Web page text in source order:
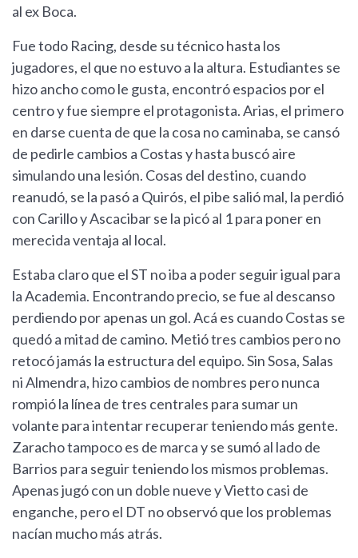
al ex Boca.
Fue todo Racing, desde su técnico hasta los
jugadores, el que no estuvo a la altura. Estudiantes se
hizo ancho como le gusta, encontró espacios por el
centro y fue siempre el protagonista. Arias, el primero
en darse cuenta de que la cosa no caminaba, se cansó
de pedirle cambios a Costas y hasta buscó aire
simulando una lesión. Cosas del destino, cuando
reanudó, se la pasó a Quirós, el pibe salió mal, la perdió
con Carillo y Ascacibar se la picó al 1 para poner en
merecida ventaja al local.
Estaba claro que el ST no iba a poder seguir igual para
la Academia. Encontrando precio, se fue al descanso
perdiendo por apenas un gol. Acá es cuando Costas se
quedó a mitad de camino. Metió tres cambios pero no
retocó jamás la estructura del equipo. Sin Sosa, Salas
ni Almendra, hizo cambios de nombres pero nunca
rompió la línea de tres centrales para sumar un
volante para intentar recuperar teniendo más gente.
Zaracho tampoco es de marca y se sumó al lado de
Barrios para seguir teniendo los mismos problemas.
Apenas jugó con un doble nueve y Vietto casi de
enganche, pero el DT no observó que los problemas
nacían mucho más atrás.